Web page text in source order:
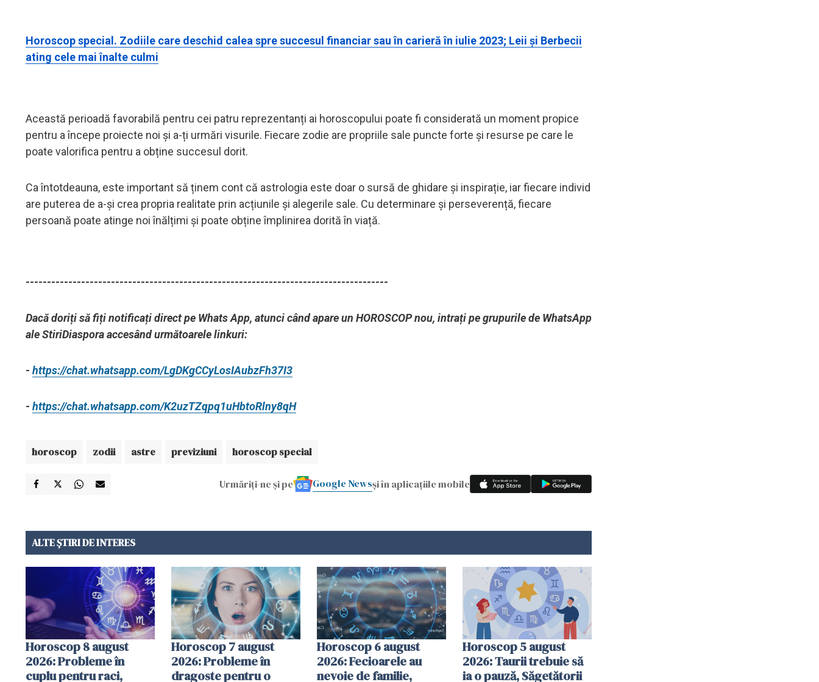
Horoscop special. Zodiile care deschid calea spre succesul financiar sau în carieră în iulie 2023; Leii și Berbecii
ating cele mai înalte culmi
Această perioadă favorabilă pentru cei patru reprezentanți ai horoscopului poate fi considerată un moment propice
pentru a începe proiecte noi și a-ți urmări visurile. Fiecare zodie are propriile sale puncte forte și resurse pe care le
poate valorifica pentru a obține succesul dorit.
Ca întotdeauna, este important să ținem cont că astrologia este doar o sursă de ghidare și inspirație, iar fiecare individ
are puterea de a-și crea propria realitate prin acțiunile și alegerile sale. Cu determinare și perseverență, fiecare
persoană poate atinge noi înălțimi și poate obține împlinirea dorită în viață.
-------------------------------------------------------------------------------------
Dacă doriți să fiți notificați direct pe Whats App, atunci când apare un HOROSCOP nou, intrați pe grupurile de WhatsApp
ale StiriDiaspora accesând următoarele linkuri:
- https://chat.whatsapp.com/LgDKgCCyLosIAubzFh37I3
- https://chat.whatsapp.com/K2uzTZqpq1uHbtoRlny8qH
horoscop zodii astre previziuni horoscop special
Urmăriți-ne și pe Google Newsși în aplicațiile mobile
ALTE ȘTIRI DE INTERES
Horoscop 8 august
2026: Probleme în
cuplu pentru raci,
Horoscop 7 august
2026: Probleme în
dragoste pentru o
Horoscop 6 august
2026: Fecioarele au
nevoie de familie,
Horoscop 5 august
2026: Taurii trebuie să
ia o pauză, Săgetătorii